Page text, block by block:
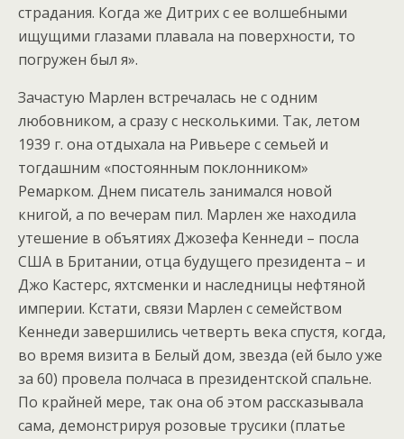
страдания. Когда же Дитрих с ее волшебными
ищущими глазами плавала на поверхности, то
погружен был я».
Зачастую Марлен встречалась не с одним
любовником, а сразу с несколькими. Так, летом
1939 г. она отдыхала на Ривьере с семьей и
тогдашним «постоянным поклонником»
Ремарком. Днем писатель занимался новой
книгой, а по вечерам пил. Марлен же находила
утешение в объятиях Джозефа Кеннеди – посла
США в Британии, отца будущего президента – и
Джо Кастерс, яхтсменки и наследницы нефтяной
империи. Кстати, связи Марлен с семейством
Кеннеди завершились четверть века спустя, когда,
во время визита в Белый дом, звезда (ей было уже
за 60) провела полчаса в президентской спальне.
По крайней мере, так она об этом рассказывала
сама, демонстрируя розовые трусики (платье